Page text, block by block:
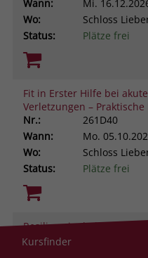
Wann:
Mi.
Wo:
Schloss
Status:
Plätze frei
Fit in Erster Hilfe bei
Verletzungen –
Nr.:
261D40
Wann:
Mo.
Wo:
Schloss
Status:
Plätze frei
Resilienz im helfenden
gegen Stress und Belastung
Kursfinder